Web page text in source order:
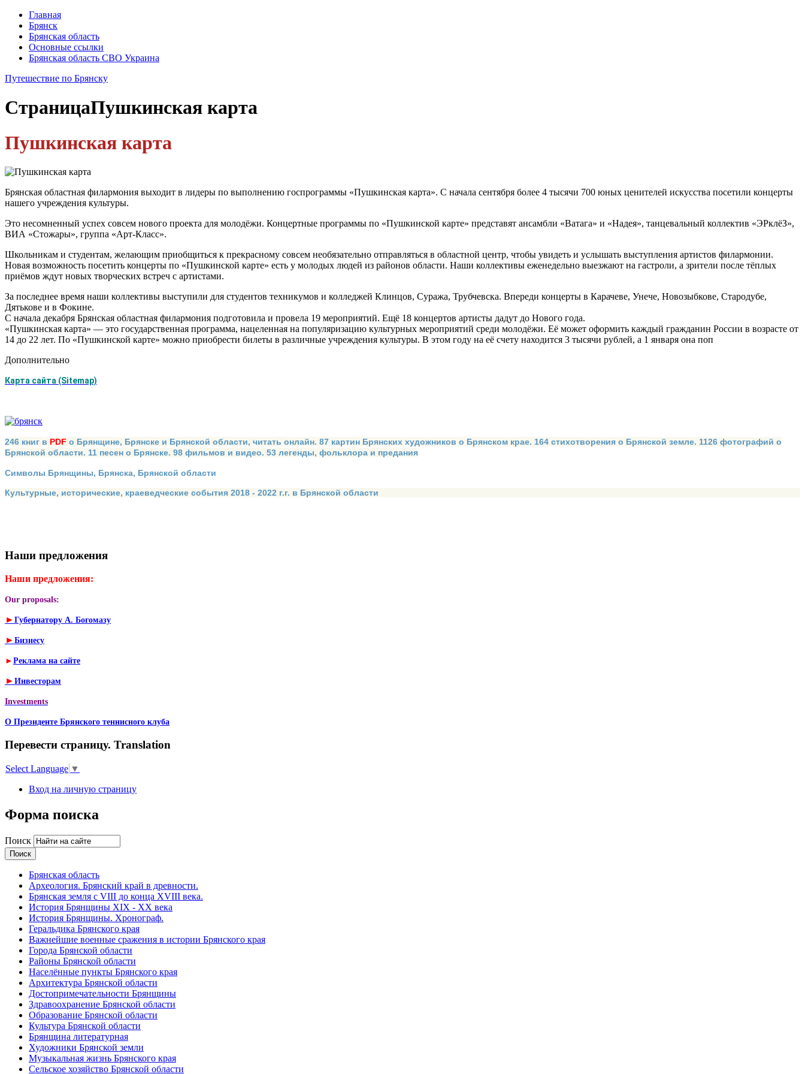
Главная
Брянск
Брянская область
Основные ссылки
Брянская область СВО Украина
Путешествие по Брянску
СтраницаПушкинская карта
Пушкинская карта
Брянская областная филармония выходит в лидеры по выполнению госпрограммы «Пушкинская карта». С начала сентября более 4 тысячи 700 юных ценителей искусства посетили концерты
нашего учреждения культуры.
Это несомненный успех совсем нового проекта для молодёжи. Концертные программы по «Пушкинской карте» представят ансамбли «Ватага» и «Надея», танцевальный коллектив «ЭРклёЗ»,
ВИА «Стожары», группа «Арт-Класс».
Школьникам и студентам, желающим приобщиться к прекрасному совсем необязательно отправляться в областной центр, чтобы увидеть и услышать выступления артистов филармонии.
Новая возможность посетить концерты по «Пушкинской карте» есть у молодых людей из районов области. Наши коллективы еженедельно выезжают на гастроли, а зрители после тёплых
приёмов ждут новых творческих встреч с артистами.
За последнее время наши коллективы выступили для студентов техникумов и колледжей Клинцов, Суража, Трубчевска. Впереди концерты в Карачеве, Унече, Новозыбкове, Стародубе,
Дятькове и в Фокине.
С начала декабря Брянская областная филармония подготовила и провела 19 мероприятий. Ещё 18 концертов артисты дадут до Нового года.
«Пушкинская карта» — это государственная программа, нацеленная на популяризацию культурных мероприятий среди молодёжи. Её может оформить каждый гражданин России в возрасте от
14 до 22 лет. По «Пушкинской карте» можно приобрести билеты в различные учреждения культуры. В этом году на её счету находится 3 тысячи рублей, а 1 января она поп
Дополнительно
Карта сайта (Sitemap)
246 книг в PDF о Брянщине, Брянске и Брянской области, читать онлайн. 87 картин Брянских художников о Брянском крае. 164 стихотворения о Брянской земле. 1126 фотографий о
Брянской области. 11 песен о Брянске. 98 фильмов и видео. 53 легенды, фольклора и предания
Символы Брянщины, Брянска, Брянской области
Культурные, исторические, краеведческие события 2018 - 2022 г.г. в Брянской области
Наши предложения
Наши предложения:
Our proposals:
► Губернатору А. Богомазу
► Бизнесу
► Реклама на сайте
► Инвесторам
Investments
О Президенте Брянского теннисного клуба
Перевести страницу. Translation
Select Language ▼
Вход на личную страницу
Форма поиска
Поиск
Брянская область
Археология. Брянский край в древности.
Брянская земля с VIII до конца XVIII века.
История Брянщины XIX - XX века
История Брянщины. Хронограф.
Геральдика Брянского края
Важнейшие военные сражения в истории Брянского края
Города Брянской области
Районы Брянской области
Населённые пункты Брянского края
Архитектура Брянской области
Достопримечательности Брянщины
Здравоохранение Брянской области
Образование Брянской области
Культура Брянской области
Брянщина литературная
Художники Брянской земли
Музыкальная жизнь Брянского края
Сельское хозяйство Брянской области